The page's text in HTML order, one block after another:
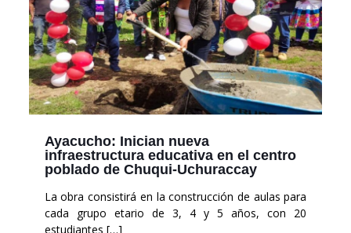
Ayacucho: Inician nueva
infraestructura educativa en el centro
poblado de Chuqui-Uchuraccay
La obra consistirá en la construcción de aulas para
cada grupo etario de 3, 4 y 5 años, con 20
estudiantes […]